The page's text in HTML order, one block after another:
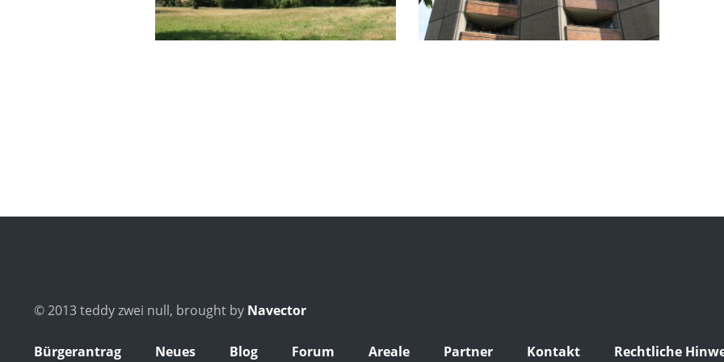
© 2013 teddy zwei null, brought by Navector
Bürgerantrag Neues Blog Forum Areale Partner Kontakt Rechtliche